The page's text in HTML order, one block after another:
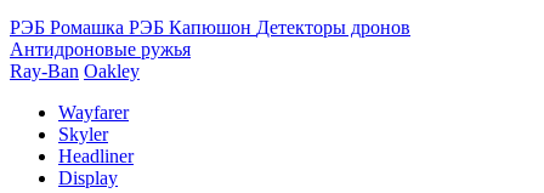
РЭБ Ромашка РЭБ Капюшон Детекторы дронов
Антидроновые ружья
Ray-Ban Oakley
Wayfarer
Skyler
Headliner
Display